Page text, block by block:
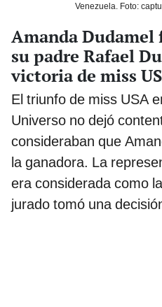
Venezuela. Foto:
Amanda Dudamel
su padre Rafael
victoria de miss
El triunfo de miss USA
Universo no dejó
consideraban que
la ganadora. La
era considerada como
jurado tomó una